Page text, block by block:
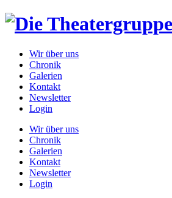
Wir über uns
Chronik
Galerien
Kontakt
Newsletter
Login
Wir über uns
Chronik
Galerien
Kontakt
Newsletter
Login